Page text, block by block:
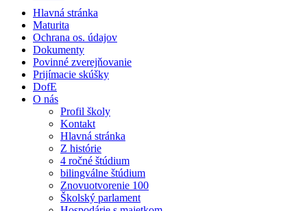
Hlavná stránka
Maturita
Ochrana os. údajov
Dokumenty
Povinné zverejňovanie
Prijímacie skúšky
DofE
O nás
Profil školy
Kontakt
Hlavná stránka
Z histórie
4 ročné štúdium
bilingválne štúdium
Znovuotvorenie 100
Školský parlament